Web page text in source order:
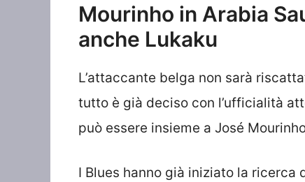
Mourinho in Arabia
anche Lukaku
L’attaccante belga non sarà
tutto è già deciso con l’ufficialità
può essere insieme a José
I Blues hanno già iniziato la ricerca